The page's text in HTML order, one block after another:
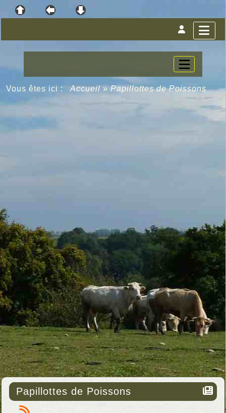
Vous êtes ici : Accueil »Papillottes de Poissons
Papillottes de Poissons